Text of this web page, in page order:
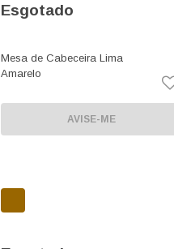
Esgotado
Mesa de Cabeceira Lima
Amarelo
AVISE-ME